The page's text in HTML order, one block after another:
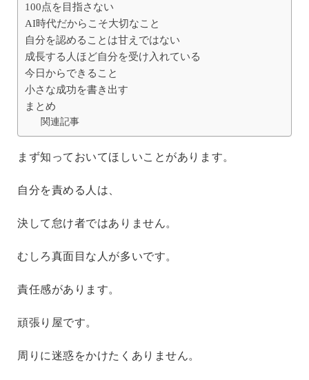
100点を目指さない
AI時代だからこそ大切なこと
自分を認めることは甘えではない
成長する人ほど自分を受け入れている
今日からできること
小さな成功を書き出す
まとめ
関連記事
まず知っておいてほしいことがあります。
自分を責める人は、
決して怠け者ではありません。
むしろ真面目な人が多いです。
責任感があります。
頑張り屋です。
周りに迷惑をかけたくありません。